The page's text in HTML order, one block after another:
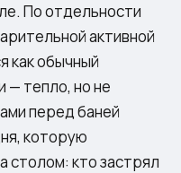
По отдельности
активной
как обычный
— тепло, но не
перед баней
которую
столом: кто застрял